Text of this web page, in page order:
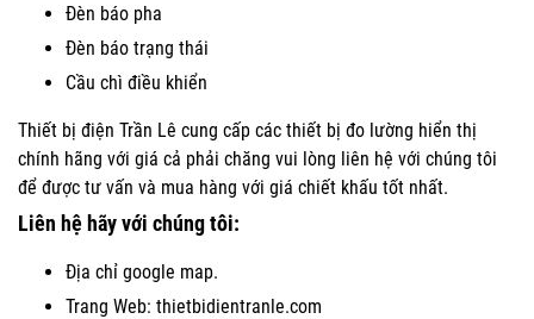
Đèn báo pha
Đèn báo trạng thái
Cầu chì điều khiển
Thiết bị điện Trần Lê cung cấp các thiết bị đo lường hiển thị
chính hãng với giá cả phải chăng vui lòng liên hệ với chúng tôi
để được tư vấn và mua hàng với giá chiết khấu tốt nhất.
Liên hệ hãy với chúng tôi:
Địa chỉ google map.
Trang Web: thietbidientranle.com